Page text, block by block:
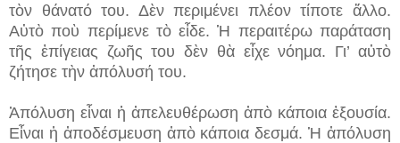
τὸν θάνατό του. Δὲν περιμένει πλέον τίποτε ἄλλο.
Αὐτὸ ποὺ περίμενε τὸ εἶδε. Ἡ περαιτέρω παράταση
τῆς ἐπίγειας ζωῆς του δὲν θὰ εἶχε νόημα. Γι’ αὐτὸ
ζήτησε τὴν ἀπόλυσή του.
Ἀπόλυση εἶναι ἡ ἀπελευθέρωση ἀπὸ κάποια ἐξουσία.
Εἶναι ἡ ἀποδέσμευση ἀπὸ κάποια δεσμά. Ἡ ἀπόλυση